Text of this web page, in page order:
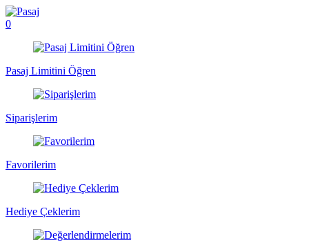
0
Pasaj Limitini Öğren
Siparişlerim
Favorilerim
Hediye Çeklerim